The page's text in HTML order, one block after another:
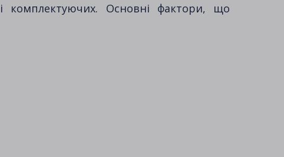
комплектуючих. Основні фактори, що